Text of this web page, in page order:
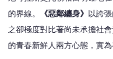
的界線。
《惡鄰纏身》 以誇
之卻極度對比著尚未承擔社
的青春新鮮人兩方心態，實為